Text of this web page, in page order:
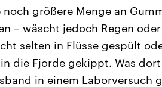
noch größere Menge an
– wäscht jedoch Regen oder
selten in Flüsse gespült
die Fjorde gekippt. Was
in einem Laborversuch